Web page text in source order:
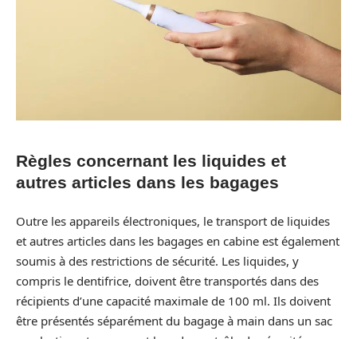
Règles concernant les liquides et
autres articles dans les bagages
Outre les appareils électroniques, le transport de liquides
et autres articles dans les bagages en cabine est également
soumis à des restrictions de sécurité. Les liquides, y
compris le dentifrice, doivent être transportés dans des
récipients d’une capacité maximale de 100 ml. Ils doivent
être présentés séparément du bagage à main dans un sac